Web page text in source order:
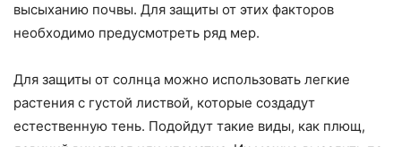
высыханию почвы. Для защиты от этих факторов
необходимо предусмотреть ряд мер.
Для защиты от солнца можно использовать легкие
растения с густой листвой, которые создадут
естественную тень. Подойдут такие виды, как плющ,